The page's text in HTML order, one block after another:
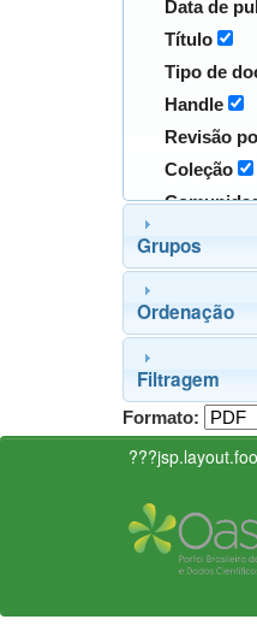
Data de
Título
Tipo de
Handle
Revisão
Coleção
Grupos
Ordenação
Filtragem
Formato: